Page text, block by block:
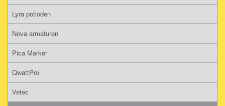
Lyra potloden
Nova armaturen
Pica Marker
QwattPro
Vetec